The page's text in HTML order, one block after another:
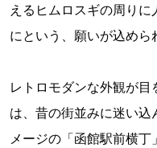
えるヒムロスギの周り
にという、願いが込めら
レトロモダンな外観が
は、昔の街並みに迷い
メージの「函館駅前横